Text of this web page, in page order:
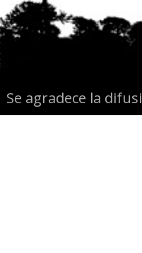
Se agradece la
la fuente